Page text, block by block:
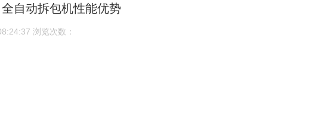
自动拆包机性能优势
浏览次数：